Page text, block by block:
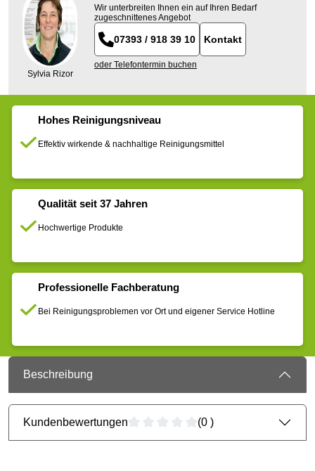
Sylvia Rizor
Wir unterbreiten Ihnen ein auf Ihren Bedarf
zugeschnittenes Angebot
07393 / 918 39 10 Kontakt
oder Telefontermin buchen
Hohes Reinigungsniveau
Effektiv wirkende & nachhaltige Reinigungsmittel
Qualität seit 37 Jahren
Hochwertige Produkte
Professionelle Fachberatung
Bei Reinigungsproblemen vor Ort und eigener Service Hotline
Beschreibung
Kundenbewertungen (0 )